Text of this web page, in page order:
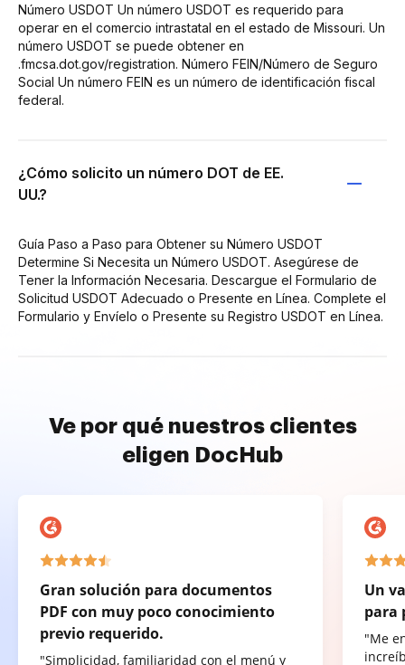
Número USDOT Un número USDOT es requerido para
operar en el comercio intrastatal en el estado de Missouri. Un
número USDOT se puede obtener en
.fmcsa.dot.gov/registration. Número FEIN/Número de Seguro
Social Un número FEIN es un número de identificación fiscal
federal.
¿Cómo solicito un número DOT de EE.
UU.?
Guía Paso a Paso para Obtener su Número USDOT
Determine Si Necesita un Número USDOT. Asegúrese de
Tener la Información Necesaria. Descargue el Formulario de
Solicitud USDOT Adecuado o Presente en Línea. Complete el
Formulario y Envíelo o Presente su Registro USDOT en Línea.
Ve por qué nuestros clientes
eligen DocHub
Gran solución para documentos
PDF con muy poco conocimiento
previo requerido.
"Simplicidad, familiaridad con el menú y
Un
para
"Me